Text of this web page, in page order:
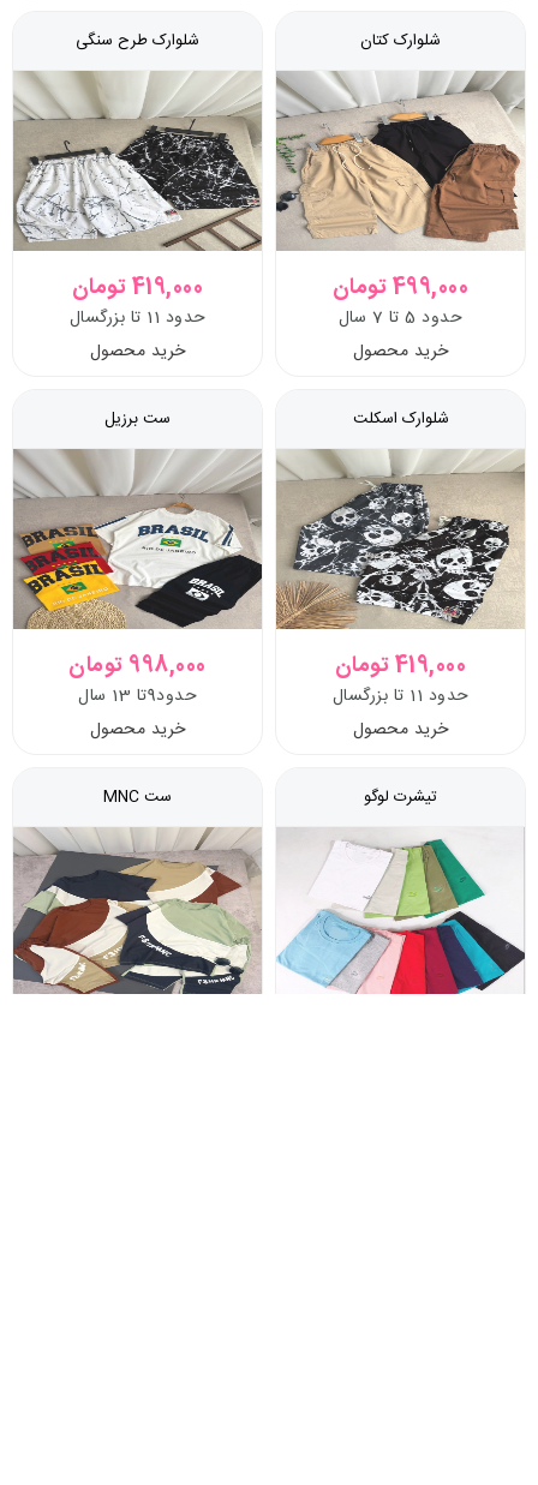
شلوارک کتان
499,000 تومان
حدود 5 تا 7 سال
خرید محصول
شلوارک طرح سنگی
419,000 تومان
حدود 11 تا بزرگسال
خرید محصول
شلوارک اسکلت
419,000 تومان
حدود 11 تا بزرگسال
خرید محصول
ست برزیل
998,000 تومان
حدود9تا 13 سال
خرید محصول
تیشرت لوگو ست MNC